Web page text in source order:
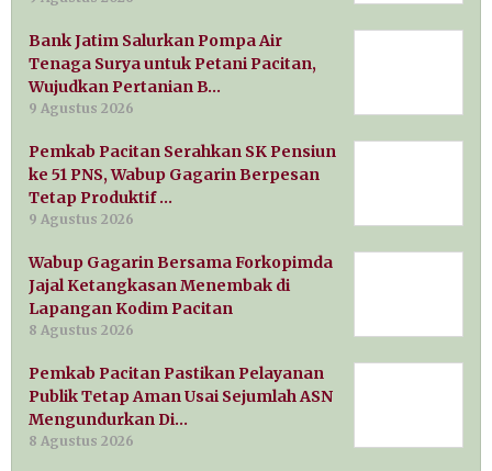
Bank Jatim Salurkan Pompa Air
Tenaga Surya untuk Petani Pacitan,
Wujudkan Pertanian B…
9 Agustus 2026
Pemkab Pacitan Serahkan SK Pensiun
ke 51 PNS, Wabup Gagarin Berpesan
Tetap Produktif …
9 Agustus 2026
Wabup Gagarin Bersama Forkopimda
Jajal Ketangkasan Menembak di
Lapangan Kodim Pacitan
8 Agustus 2026
Pemkab Pacitan Pastikan Pelayanan
Publik Tetap Aman Usai Sejumlah ASN
Mengundurkan Di…
8 Agustus 2026